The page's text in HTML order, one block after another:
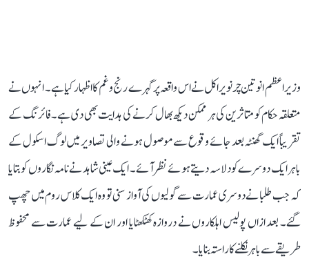
وزیر اعظم انوتین چرنویراکل نے اس واقعہ پر گہرے رنج و غم کا اظہار کیا ہے۔ انہوں نے
متعلقہ حکام کو متاثرین کی ہر ممکن دیکھ بھال کرنے کی ہدایت بھی دی ہے۔ فائرنگ کے
تقریباً ایک گھنٹہ بعد جائے وقوع سے موصول ہونے والی تصاویر میں لوگ اسکول کے
باہر ایک دوسرے کو دلاسہ دیتے ہوئے نظر آئے۔ ایک عینی شاہد نے نامہ نگاروں کو بتایا
کہ جب طلبا نے دوسری عمارت سے گولیوں کی آواز سنی تو وہ ایک کلاس روم میں چھپ
گئے۔ بعد ازاں پولیس اہلکاروں نے دروازہ کھٹکھٹایا اور ان کے لیے عمارت سے محفوظ
طریقے سے باہر نکلنے کا راستہ بنایا۔